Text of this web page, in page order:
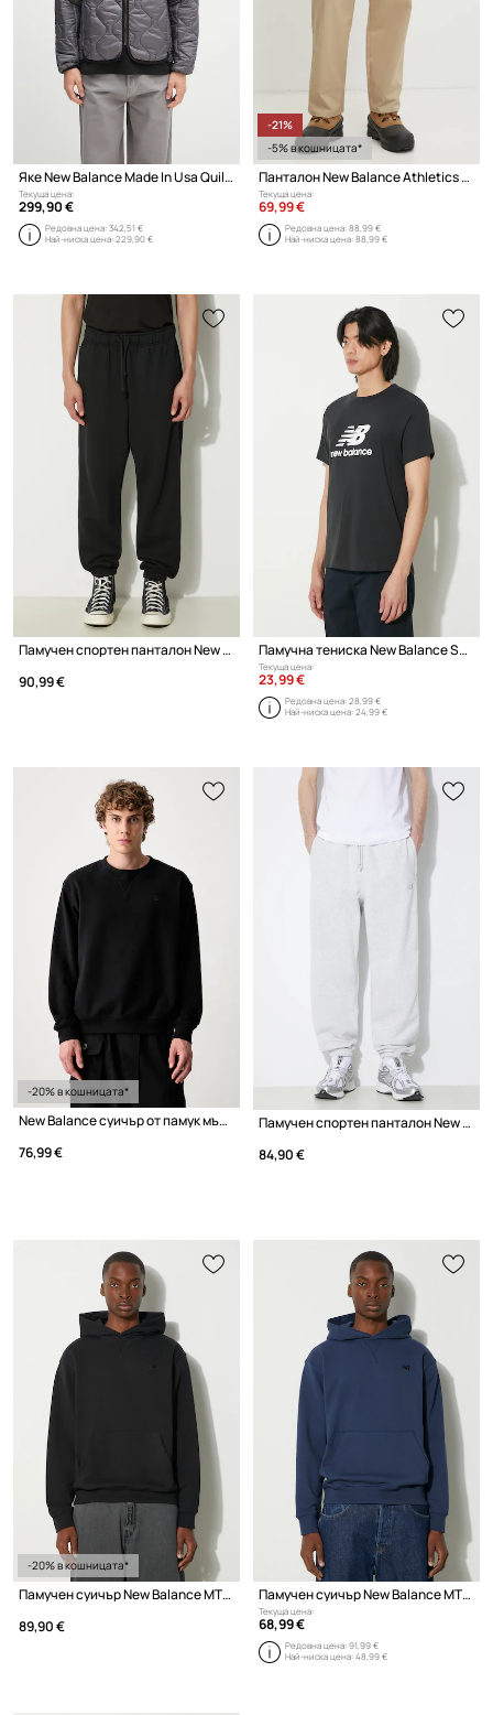
Яке New Balance Made In Usa Quilted Jacket Mgt
Текуща цена:
299,90 €
Редовна цена:342,51 €
Най-ниска цена:229,90 €
-21%
-5% в кошницата*
Панталон New Balance Athletics Standard Pant 30"
Текуща цена:
69,99 €
Редовна цена:88,99 €
Най-ниска цена:88,99 €
Памучен спортен панталон New Balance
90,99 €
Памучна тениска New Balance Sport Essentials
Текуща цена:
23,99 €
Редовна цена:28,99 €
Най-ниска цена:24,99 €
-20% в кошницата*
New Balance суичър от памук мъжки
76,99 €
Памучен спортен панталон New Balance MP41508AHH
84,90 €
-20% в кошницата*
Памучен суичър New Balance MT41534BK
89,90 €
Памучен суичър New Balance MT41534NNY
Текуща цена:
68,99 €
Редовна цена:91,99 €
Най-ниска цена:48,99 €